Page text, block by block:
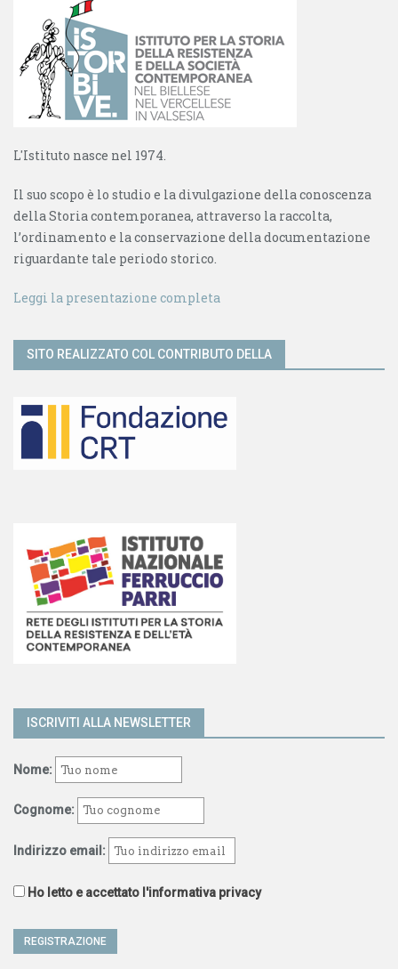
L'Istituto nasce nel 1974.
Il suo scopo è lo studio e la divulgazione della conoscenza
della Storia contemporanea, attraverso la raccolta,
l’ordinamento e la conservazione della documentazione
riguardante tale periodo storico.
Leggi la presentazione completa
SITO REALIZZATO COL CONTRIBUTO DELLA
ISCRIVITI ALLA NEWSLETTER
Nome:
Cognome:
Indirizzo email:
Ho letto e accettato l'informativa privacy